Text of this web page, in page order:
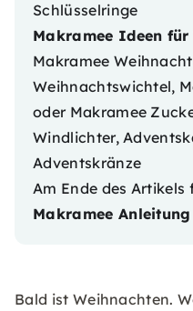
Schlüsselringe
Makramee Ideen für
Makramee
Weihnachtswichtel,
oder Makramee
Windlichter,
Adventskränze
Am Ende des
Makramee
Bald ist Weihnachten.